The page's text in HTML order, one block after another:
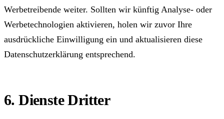
Werbetreibende weiter. Sollten wir künftig Analyse- oder
Werbetechnologien aktivieren, holen wir zuvor Ihre
ausdrückliche Einwilligung ein und aktualisieren diese
Datenschutzerklärung entsprechend.
6. Dienste Dritter